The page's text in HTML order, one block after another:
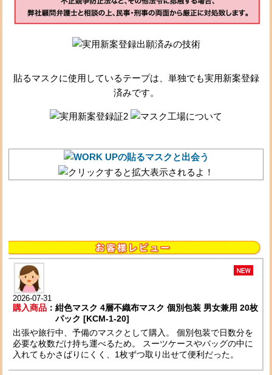
貼るマスクに使用しているテープは、単独でも実用新案登録
済みです。
2026-07-31
購入商品 ：紺色マスク 4層不織布マスク 個別包装 男女兼用 20枚
パック [KCM-1-20]
出張や旅行中、予備のマスクとして購入。 個別包装で日数分を
必要な枚数だけ持ち運べるため。 スーツケースやバッグの中に
入れてもかさばりにくく、1枚ずつ取り出せて便利だった。